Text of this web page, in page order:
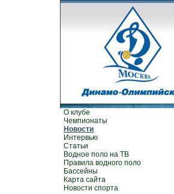
О клубе
Чемпионаты
Новости
Интервью
Статьи
Водное поло на ТВ
Правила водного поло
Бассейны
Карта сайта
Новости спорта